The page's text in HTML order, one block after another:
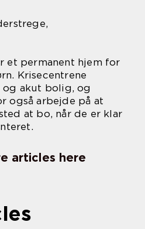
et permanent hjem for
Krisecentrene
akut bolig, og
også arbejde på at
at bo, når de er klar
articles here